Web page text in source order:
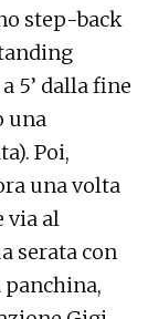
step-back
5’ dalla fine
una
Poi,
una volta
via al
serata con